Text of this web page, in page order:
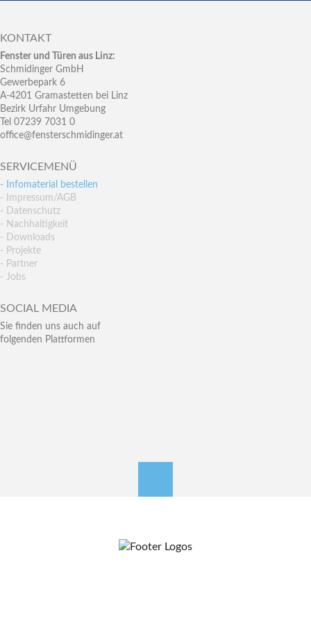
KONTAKT
Fenster und Türen aus Linz:
Schmidinger GmbH
Gewerbepark 6
A-4201 Gramastetten bei Linz
Bezirk Urfahr Umgebung
Tel 07239 7031 0
office@fensterschmidinger.at
SERVICEMENÜ
- Infomaterial bestellen
- Impressum/AGB
- Datenschutz
- Nachhaltigkeit
- Downloads
- Projekte
- Partner
- Jobs
SOCIAL MEDIA
Sie finden uns auch auf
folgenden Plattformen